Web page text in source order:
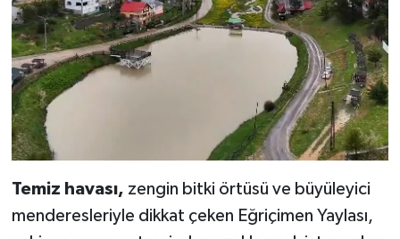
Temiz havası, zengin bitki örtüsü ve büyüleyici
menderesleriyle dikkat çeken Eğriçimen Yaylası,